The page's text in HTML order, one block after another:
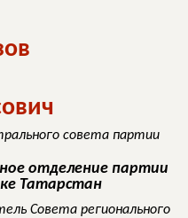
совета партии
отделение партии
Татарстан
Совета регионального